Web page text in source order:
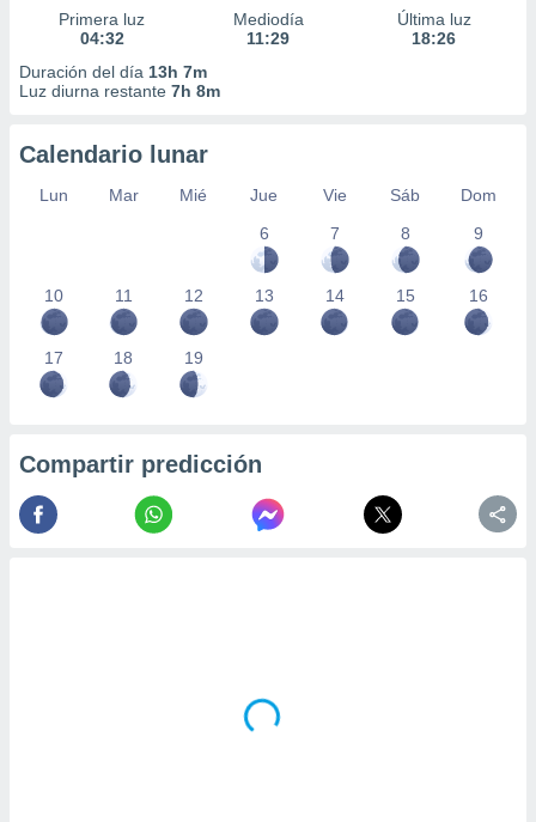
Primera luz
04:32
Mediodía
11:29
Última luz
18:26
Duración del día 13h 7m
Luz diurna restante 7h 8m
Calendario lunar
Lun Mar Mié Jue Vie Sáb
Dom
6
7 8 9
10 11 12 13 14 15 16
17 18 19
Compartir predicción